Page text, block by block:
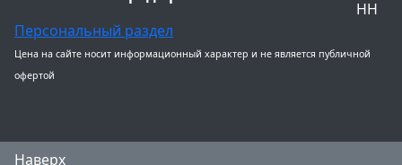
Персональный раздел
Цена на сайте носит информационный характер и не является публичной
офертой
Наверх